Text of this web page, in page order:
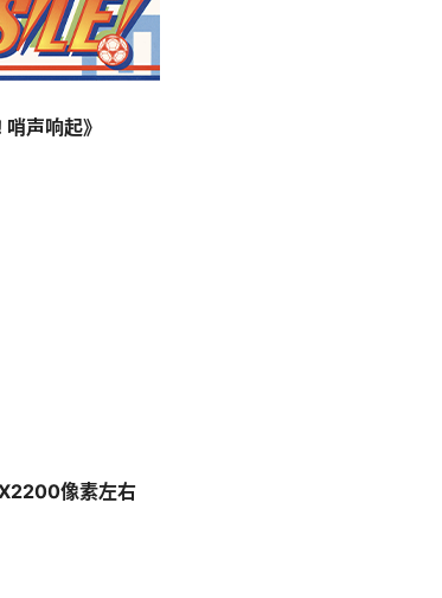
声响起》
像素左右